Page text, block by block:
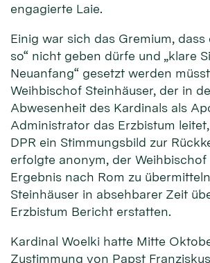
engagierte Laie.
Einig war sich das Gremium, dass
so“ nicht geben dürfe und „klare
Neuanfang“ gesetzt werden
Weihbischof Steinhäuser, der in
Abwesenheit des Kardinals als
Administrator das Erzbistum
DPR ein Stimmungsbild zur
erfolgte anonym, der Weihbischof
Ergebnis nach Rom zu
Steinhäuser in absehbarer Zeit
Erzbistum Bericht erstatten.
Kardinal Woelki hatte Mitte
Zustimmung von Papst